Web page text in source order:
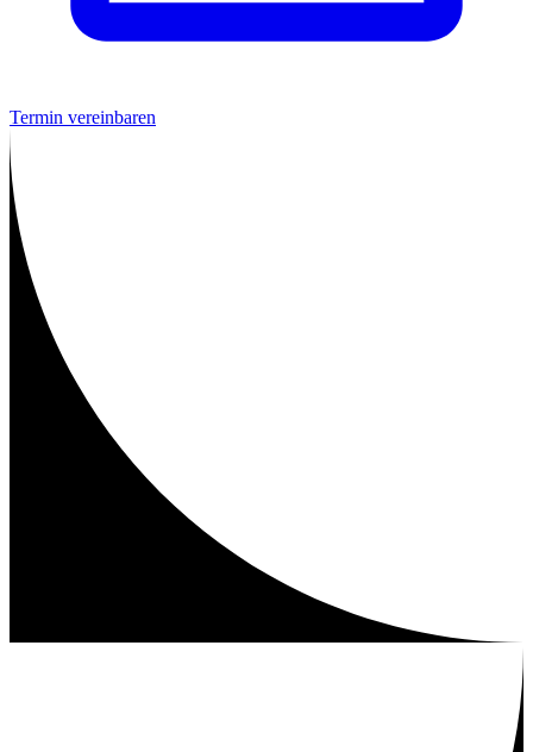
Termin vereinbaren